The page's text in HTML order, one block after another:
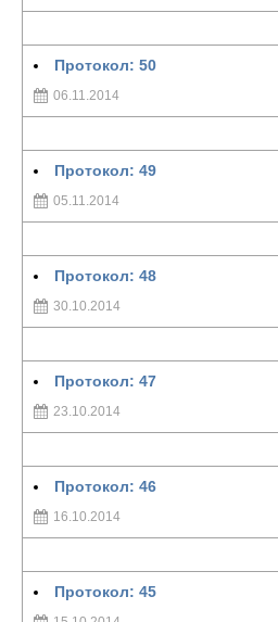
Протокол: 50
06.11.2014
Протокол: 49
05.11.2014
Протокол: 48
30.10.2014
Протокол: 47
23.10.2014
Протокол: 46
16.10.2014
Протокол: 45